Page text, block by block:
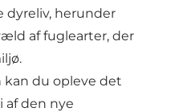
dyreliv, herunder
af fuglearter, der
kan du opleve det
af den nye